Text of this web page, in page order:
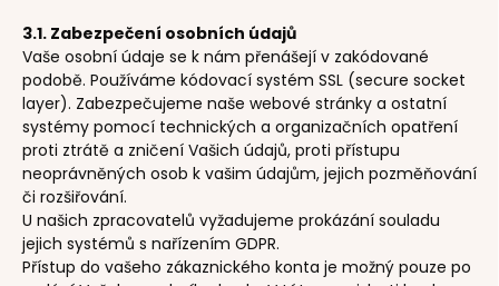
3.1. Zabezpečení osobních údajů
Vaše osobní údaje se k nám přenášejí v zakódované
podobě. Používáme kódovací systém SSL (secure socket
layer). Zabezpečujeme naše webové stránky a ostatní
systémy pomocí technických a organizačních opatření
proti ztrátě a zničení Vašich údajů, proti přístupu
neoprávněných osob k vašim údajům, jejich pozměňování
či rozšiřování.
U našich zpracovatelů vyžadujeme prokázání souladu
jejich systémů s nařízením GDPR.
Přístup do vašeho zákaznického konta je možný pouze po